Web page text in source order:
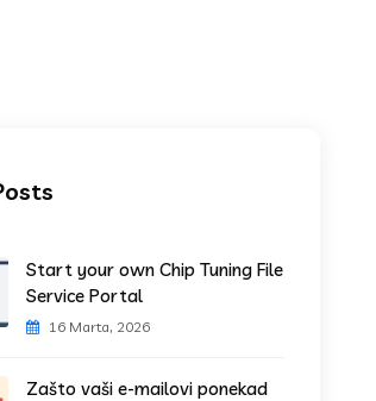
Start your own Chip Tuning File
Service Portal
16 Marta, 2026
Zašto vaši e-mailovi ponekad